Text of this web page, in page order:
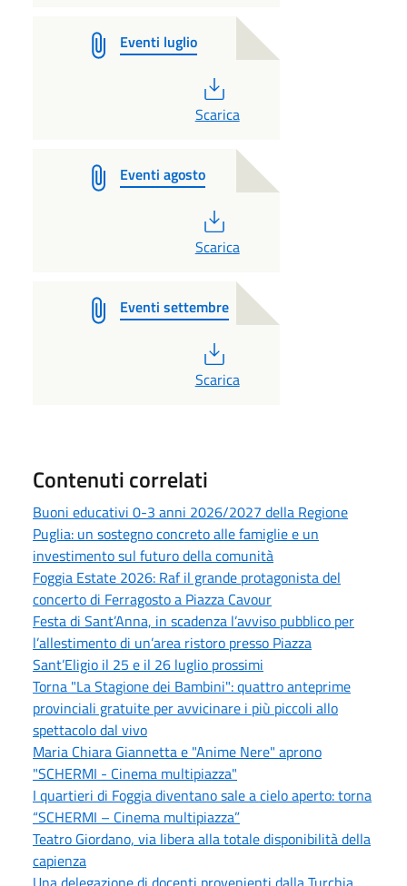
Eventi luglio
Scarica
Eventi agosto
Scarica
Eventi settembre
Scarica
Contenuti correlati
Buoni educativi 0-3 anni 2026/2027 della Regione
Puglia: un sostegno concreto alle famiglie e un
investimento sul futuro della comunità
Foggia Estate 2026: Raf il grande protagonista del
concerto di Ferragosto a Piazza Cavour
Festa di Sant’Anna, in scadenza l’avviso pubblico per
l’allestimento di un’area ristoro presso Piazza
Sant’Eligio il 25 e il 26 luglio prossimi
Torna "La Stagione dei Bambini": quattro anteprime
provinciali gratuite per avvicinare i più piccoli allo
spettacolo dal vivo
Maria Chiara Giannetta e "Anime Nere" aprono
"SCHERMI - Cinema multipiazza"
I quartieri di Foggia diventano sale a cielo aperto: torna
“SCHERMI – Cinema multipiazza”
Teatro Giordano, via libera alla totale disponibilità della
capienza